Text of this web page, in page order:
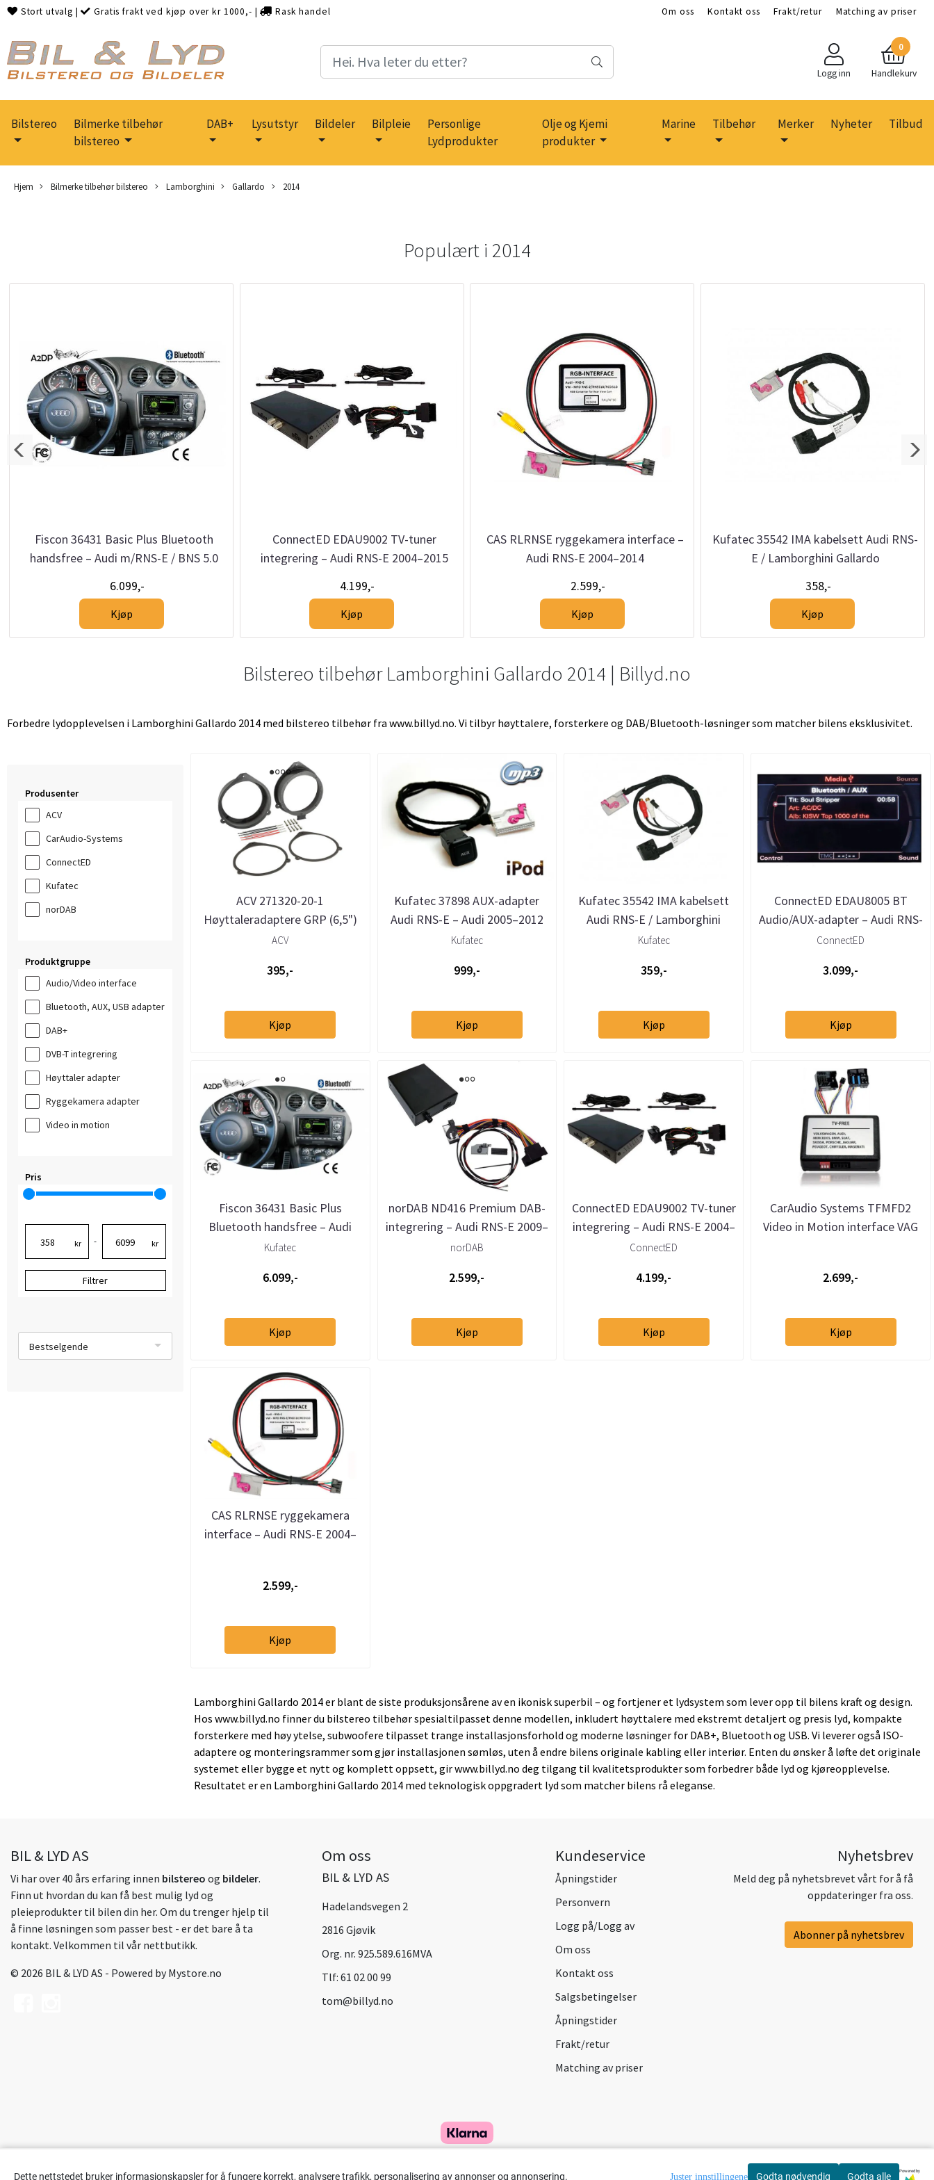
Stort utvalg | Gratis frakt ved kjøp over kr 1000,- | Rask handel Om oss Kontakt oss Frakt/retur Matching av priser
Logg inn
0
Handlekurv
Bilstereo
Bilmerke tilbehør
bilstereo
DAB+ Lysutstyr Bildeler Bilpleie
Personlige
Lydprodukter
Olje og Kjemi
produkter
Marine Tilbehør Merker Nyheter Tilbud
Hjem Bilmerke tilbehør bilstereo Lamborghini Gallardo 2014
Populært i 2014
Fiscon 36431 Basic Plus Bluetooth
handsfree – Audi m/RNS-E / BNS 5.0
6.099,-
Kjøp
ConnectED EDAU9002 TV-tuner
integrering – Audi RNS-E 2004–2015
4.199,-
Kjøp
CAS RLRNSE ryggekamera interface –
Audi RNS-E 2004–2014
2.599,-
Kjøp
Kufatec 35542 IMA kabelsett Audi RNS-
E / Lamborghini Gallardo
358,-
Kjøp
Bilstereo tilbehør Lamborghini Gallardo 2014 | Billyd.no
Forbedre lydopplevelsen i Lamborghini Gallardo 2014 med bilstereo tilbehør fra www.billyd.no. Vi tilbyr høyttalere, forsterkere og DAB/Bluetooth-løsninger som matcher bilens eksklusivitet.
Produsenter
ACV
CarAudio-Systems
ConnectED
Kufatec
norDAB
Produktgruppe
Audio/Video interface
Bluetooth, AUX, USB adapter
DAB+
DVB-T integrering
Høyttaler adapter
Ryggekamera adapter
Video in motion
Pris
kr - kr
Filtrer
Bestselgende
ACV 271320-20-1
Høyttaleradaptere GRP (6,5")
Audi/Lamborghini (2000 - 2013)
ACV
395,-
Kjøp
Kufatec 37898 AUX-adapter
Audi RNS-E – Audi 2005–2012
Kufatec
999,-
Kjøp
Kufatec 35542 IMA kabelsett
Audi RNS-E / Lamborghini
Gallardo
Kufatec
359,-
Kjøp
ConnectED EDAU8005 BT
Audio/AUX-adapter – Audi RNS-
E 2009–2015
ConnectED
3.099,-
Kjøp
Fiscon 36431 Basic Plus
Bluetooth handsfree – Audi
m/RNS-E / BNS 5.0
Kufatec
6.099,-
Kjøp
norDAB ND416 Premium DAB-
integrering – Audi RNS-E 2009–
2015
norDAB
2.599,-
Kjøp
ConnectED EDAU9002 TV-tuner
integrering – Audi RNS-E 2004–
2015
ConnectED
4.199,-
Kjøp
CarAudio Systems TFMFD2
Video in Motion interface VAG
2.699,-
Kjøp
CAS RLRNSE ryggekamera
interface – Audi RNS-E 2004–
2.599,-
Kjøp
Lamborghini Gallardo 2014 er blant de siste produksjonsårene av en ikonisk superbil – og fortjener et lydsystem som lever opp til bilens kraft og design.
Hos www.billyd.no finner du bilstereo tilbehør spesialtilpasset denne modellen, inkludert høyttalere med ekstremt detaljert og presis lyd, kompakte
forsterkere med høy ytelse, subwoofere tilpasset trange installasjonsforhold og moderne løsninger for DAB+, Bluetooth og USB. Vi leverer også ISO-
adaptere og monteringsrammer som gjør installasjonen sømløs, uten å endre bilens originale kabling eller interiør. Enten du ønsker å løfte det originale
systemet eller bygge et nytt og komplett oppsett, gir www.billyd.no deg tilgang til kvalitetsprodukter som forbedrer både lyd og kjøreopplevelse.
Resultatet er en Lamborghini Gallardo 2014 med teknologisk oppgradert lyd som matcher bilens rå eleganse.
BIL & LYD AS
Vi har over 40 års erfaring innen bilstereo og bildeler.
Finn ut hvordan du kan få best mulig lyd og
pleieprodukter til bilen din her. Om du trenger hjelp til
å finne løsningen som passer best - er det bare å ta
kontakt. Velkommen til vår nettbutikk.
© 2026 BIL & LYD AS - Powered byMystore.no
Om oss
BIL & LYD AS
Hadelandsvegen 2
2816 Gjøvik
Org. nr. 925.589.616MVA
Tlf: 61 02 00 99
tom@billyd.no
Kundeservice
Åpningstider
Personvern
Logg på/Logg av
Om oss
Kontakt oss
Salgsbetingelser
Åpningstider
Frakt/retur
Matching av priser
Nyhetsbrev
Meld deg på nyhetsbrevet vårt for å få
oppdateringer fra oss.
Abonner på nyhetsbrev
Dette nettstedet bruker informasjonskapsler for å fungere korrekt, analysere trafikk, personalisering av annonser og annonsering. Godta nødvendig Godta alle
Powered by
Juster innstillingene